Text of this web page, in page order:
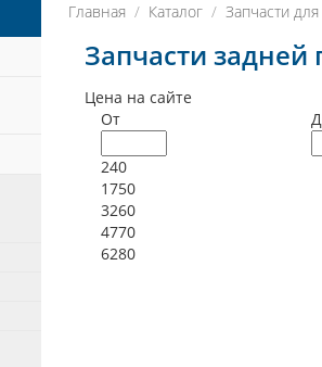
Главная Каталог Запчасти
Запчасти задней
Цена на сайте
От
240
1750
3260
4770
6280